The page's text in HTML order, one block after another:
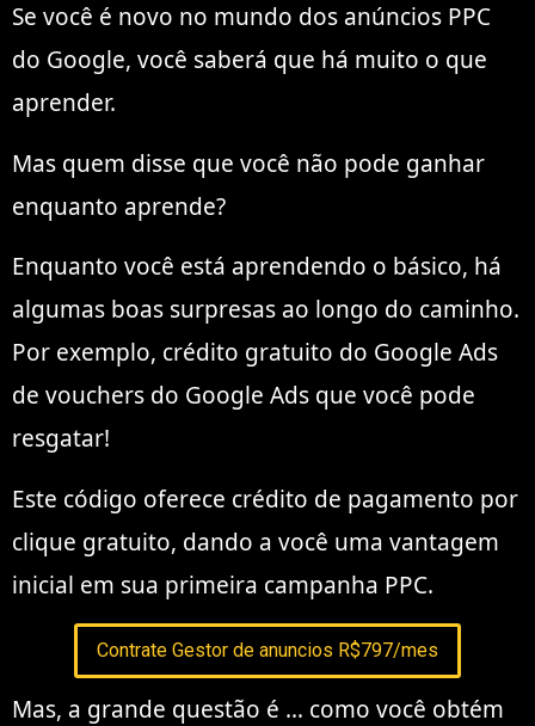
Se você é novo no mundo dos anúncios PPC
do Google, você saberá que há muito o que
aprender.
Mas quem disse que você não pode ganhar
enquanto aprende?
Enquanto você está aprendendo o básico, há
algumas boas surpresas ao longo do caminho.
Por exemplo, crédito gratuito do Google Ads
de vouchers do Google Ads que você pode
resgatar!
Este código oferece crédito de pagamento por
clique gratuito, dando a você uma vantagem
inicial em sua primeira campanha PPC.
Contrate Gestor de anuncios R$797/mes
Mas, a grande questão é … como você obtém